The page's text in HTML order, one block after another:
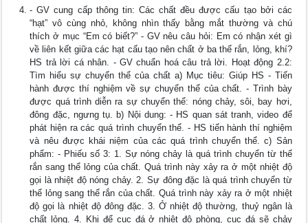
- GV cung cấp thông tin: Các chất đều được cấu tạo bởi các
“hạt” vô cùng nhỏ, không nhìn thấy bằng mắt thường và chú
thích ở mục “Em có biết?” - GV nêu câu hỏi: Em có nhận xét gì
về liên kết giữa các hạt cấu tạo nên chất ở ba thể rắn, lỏng, khí?
HS trả lời cá nhân. - GV chuẩn hoá câu trả lời. Hoạt động 2.2:
Tìm hiểu sự chuyển thể của chất a) Mục tiêu: Giúp HS - Tiến
hành được thí nghiệm về sự chuyển thể của chất. - Trình bày
được quá trình diễn ra sự chuyển thể: nóng chảy, sôi, bay hơi,
đông đặc, ngưng tụ. b) Nội dung: - HS quan sát tranh, video để
phát hiện ra các quá trình chuyển thể. - HS tiến hành thí nghiệm
và nêu được khái niệm của các quá trình chuyển thể. c) Sản
phẩm: - Phiếu số 3: 1. Sự nóng chảy là quá trình chuyển từ thể
rắn sang thể lỏng của chất. Quá trình này xảy ra ở một nhiệt độ
gọi là nhiệt độ nóng chảy. 2. Sự đông đặc là quá trình chuyển từ
thể lỏng sang thể rắn của chất. Quá trình này xảy ra ở một nhiệt
độ gọi là nhiệt độ đông đặc. 3. Ở nhiệt độ thường, thuỷ ngân là
chất lỏng. 4. Khi để cục đá ở nhiệt độ phòng, cục đá sẽ chảy